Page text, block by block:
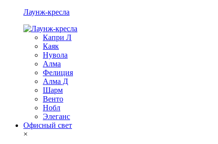
Лаунж-кресла
Капри Л
Каяк
Нувола
Алма
Фелиция
Алма Д
Шарм
Венто
Нобл
Элеганс
Офисный свет
×